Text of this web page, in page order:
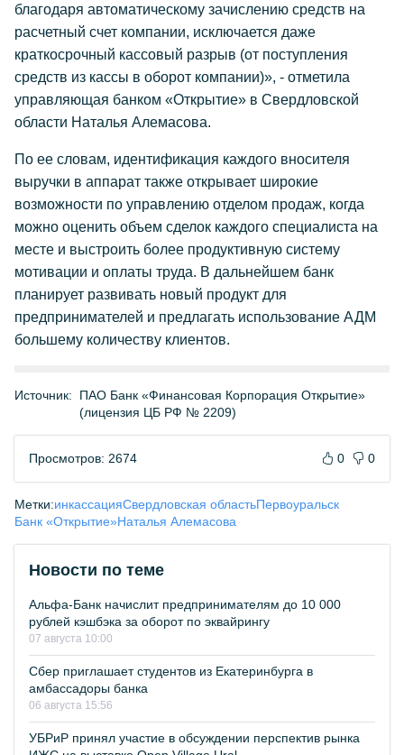
благодаря автоматическому зачислению средств на
расчетный счет компании, исключается даже
краткосрочный кассовый разрыв (от поступления
средств из кассы в оборот компании)», - отметила
управляющая банком «Открытие» в Свердловской
области Наталья Алемасова.
По ее словам, идентификация каждого вносителя
выручки в аппарат также открывает широкие
возможности по управлению отделом продаж, когда
можно оценить объем сделок каждого специалиста на
месте и выстроить более продуктивную систему
мотивации и оплаты труда. В дальнейшем банк
планирует развивать новый продукт для
предпринимателей и предлагать использование АДМ
большему количеству клиентов.
Источник:
ПАО Банк «Финансовая Корпорация Открытие»
(лицензия ЦБ РФ № 2209)
Просмотров: 2674 0 0
Метки:инкассацияСвердловская областьПервоуральск
Банк «Открытие»Наталья Алемасова
Новости по теме
Альфа-Банк начислит предпринимателям до 10 000
рублей кэшбэка за оборот по эквайрингу
07 августа 10:00
Сбер приглашает студентов из Екатеринбурга в
амбассадоры банка
06 августа 15:56
УБРиР принял участие в обсуждении перспектив рынка